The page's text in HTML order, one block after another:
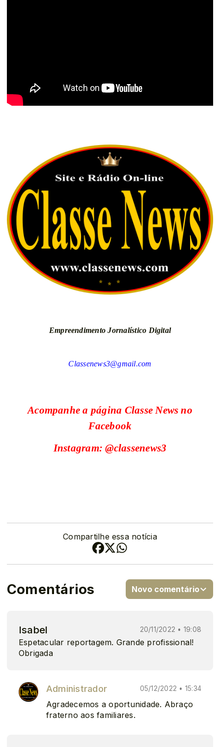
Empreendimento Jornalístico Digital
Classenews3@gmail.com
Acompanhe a página Classe News no
Facebook
Instagram: @classenews3
Compartilhe essa notícia
Comentários Novo comentário
Espetacular reportagem. Grande profissional!
Obrigada
Isabel 20/11/2022 • 19:08
Agradecemos a oportunidade. Abraço
fraterno aos familiares.
Administrador 05/12/2022 • 15:34